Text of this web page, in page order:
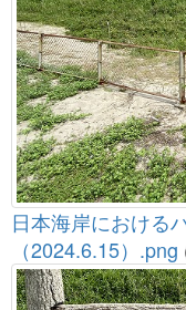
日本海岸における
（2024.6.15）.png